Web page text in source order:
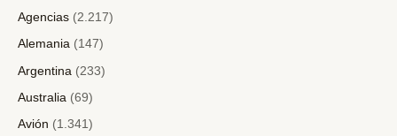
Agencias (2.217)
Alemania (147)
Argentina (233)
Australia (69)
Avión (1.341)